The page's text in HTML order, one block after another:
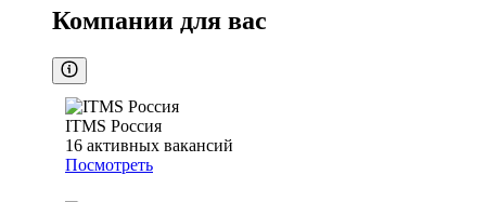
Компании для вас
ITMS Россия
16 активных вакансий
Посмотреть